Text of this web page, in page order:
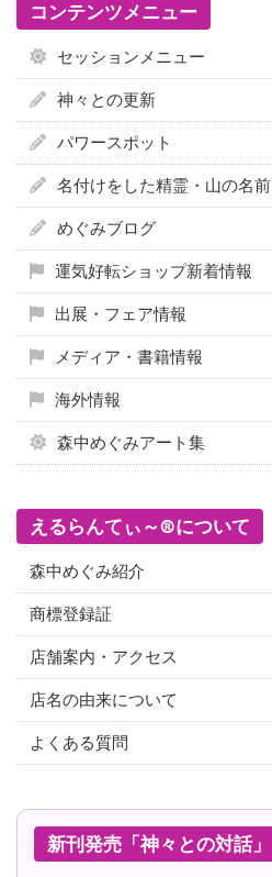
コンテンツメニュー
セッションメニュー
神々との更新
パワースポット
名付けをした精霊・山の名前
めぐみブログ
運気好転ショップ新着情報
出展・フェア情報
メディア・書籍情報
海外情報
森中めぐみアート集
えるらんてぃ～®について
森中めぐみ紹介
商標登録証
店舗案内・アクセス
店名の由来について
よくある質問
新刊発売「神々との対話」